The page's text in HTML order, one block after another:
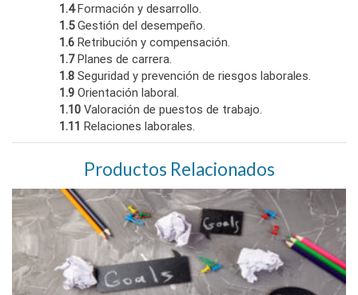
1.4Formación y desarrollo.
1.5Gestión del desempeño.
1.6 Retribución y compensación.
1.7Planes de carrera.
1.8 Seguridad y prevención de riesgos laborales.
1.9 Orientación laboral.
1.10 Valoración de puestos de trabajo.
1.11 Relaciones laborales.
Productos Relacionados